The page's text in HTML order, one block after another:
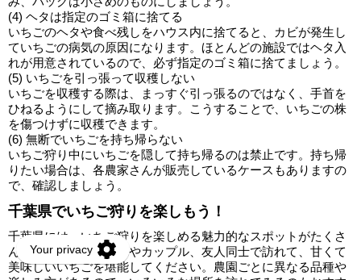
(4) ヘタは指定のゴミ箱に捨てる
いちごのヘタや食べ残しをハウス内に捨てると、カビが発生し
ていちごの病気の原因になります。ほとんどの施設ではヘタ入
れが用意されているので、必ず指定のゴミ箱に捨てましょう。
(5) いちごを引っ張って収穫しない
いちごを収穫する際は、まっすぐ引っ張るのではなく、手首を
ひねるようにして摘み取ります。こうすることで、いちごの株
を傷つけずに収穫できます。
(6) 無断でいちごを持ち帰らない
いちご狩り中にいちごを隠して持ち帰るのは禁止です。持ち帰
りたい場合は、各農家さんが販売しているケースもありますの
で、確認しましょう。
千葉県でいちご狩りを楽しもう！
千葉県には、いちご狩りを楽しめる魅力的なスポットがたくさ
んあります。家族連れやカップル、友人同士で訪れて、甘くて
美味しいいちごを堪能してください。農園ごとに異なる品種や